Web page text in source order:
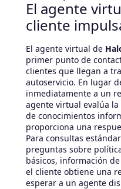
El agente
cliente
El agente virtual de
primer punto de
clientes que llegan a
autoservicio. En lugar
inmediatamente a un
agente virtual evalúa
de conocimientos
proporciona una
Para consultas
preguntas sobre
básicos, información
el cliente obtiene una
esperar a un agente